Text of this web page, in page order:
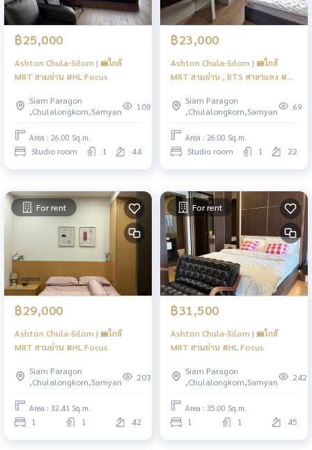
฿25,000
Ashton Chula-Silom | 🚝ใกล้
MRT สามย่าน #HL Focus
Siam Paragon
,Chulalongkorn,Samyan
109
Area : 26.00 Sq.m.
Studio room 1 44
฿23,000
Ashton Chula-Silom | 🚝ใกล้
MRT สามย่าน , BTS ศาลาแดง #HL
Siam Paragon
,Chulalongkorn,Samyan
69
Area : 26.00 Sq.m.
Studio room 1 22
For rent
฿29,000
Ashton Chula-Silom | 🚝ใกล้
MRT สามย่าน #HL Focus
Siam Paragon
,Chulalongkorn,Samyan
203
Area : 32.41 Sq.m.
1 1 42
For rent
฿31,500
Ashton Chula-Silom | 🚝ใกล้
MRT สามย่าน #HL Focus
Siam Paragon
,Chulalongkorn,Samyan
242
Area : 35.00 Sq.m.
1 1 45